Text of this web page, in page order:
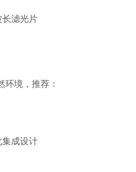
长滤光片
环境，推荐：
集成设计